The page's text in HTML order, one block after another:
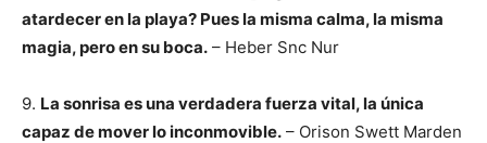
atardecer en la playa? Pues la misma calma, la misma
magia, pero en su boca. – Heber Snc Nur
9. La sonrisa es una verdadera fuerza vital, la única
capaz de mover lo inconmovible. – Orison Swett Marden